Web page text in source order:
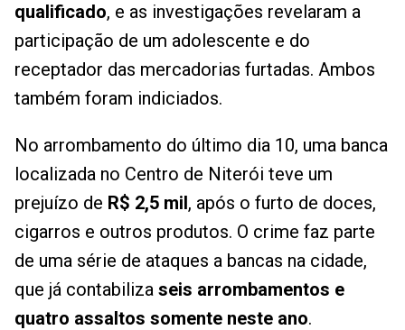
qualificado, e as investigações revelaram a
participação de um adolescente e do
receptador das mercadorias furtadas. Ambos
também foram indiciados.
No arrombamento do último dia 10, uma banca
localizada no Centro de Niterói teve um
prejuízo de R$ 2,5 mil, após o furto de doces,
cigarros e outros produtos. O crime faz parte
de uma série de ataques a bancas na cidade,
que já contabiliza seis arrombamentos e
quatro assaltos somente neste ano.